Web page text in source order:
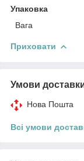
Упаковка
Вага
Приховати
Умови
Нова Пошта
Всі умови